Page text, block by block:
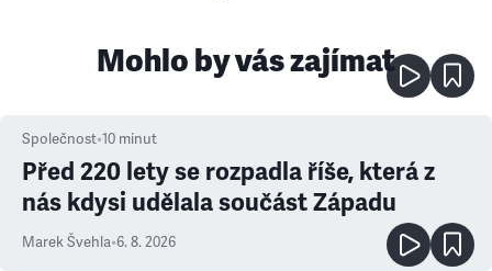
Mohlo by vás zajímat
Společnost•10 minut
Před 220 lety se rozpadla říše, která z
nás kdysi udělala součást Západu
Marek Švehla•6. 8. 2026